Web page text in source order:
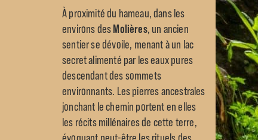
À proximité du hameau, dans les
environs desMolières, un ancien
sentier se dévoile, menant à un lac
secret alimenté par les eaux pures
descendant des sommets
environnants. Les pierres ancestrales
jonchant le chemin portent en elles
les récits millénaires de cette terre,